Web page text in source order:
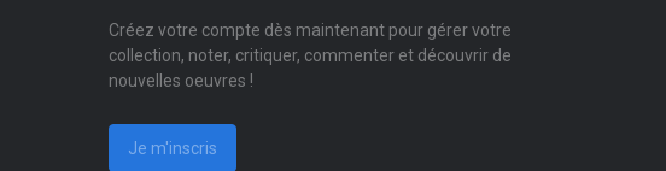
Créez votre compte dès maintenant pour gérer votre
collection, noter, critiquer, commenter et découvrir de
nouvelles oeuvres !
Je m'inscris